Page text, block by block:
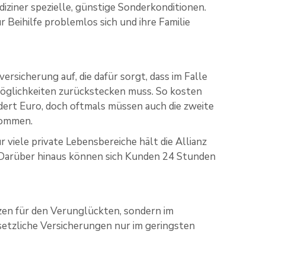
spezielle, günstige Sonderkonditionen.
problemlos sich und ihre Familie
auf, die dafür sorgt, dass im Falle
zurückstecken muss. So kosten
Euro, doch oftmals müssen auch die zweite
private Lebensbereiche hält die Allianz
hinaus können sich Kunden 24 Stunden
für den Verunglückten, sondern im
Versicherungen nur im geringsten